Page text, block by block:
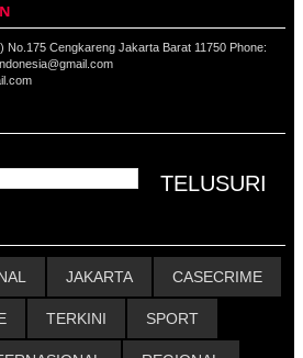
No.175 Cengkareng Jakarta Barat 11750 Phone:
JAKARTA CASECRIME
TERKINI SPORT